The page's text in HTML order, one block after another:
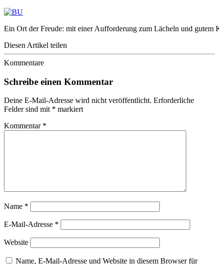
Ein Ort der Freude: mit einer Aufforderung zum Lächeln und gutem
Diesen Artikel teilen
Kommentare
Schreibe einen Kommentar
Deine E-Mail-Adresse wird nicht veröffentlicht. Erforderliche
Felder sind mit * markiert
Kommentar *
Name *
E-Mail-Adresse *
Website
Name, E-Mail-Adresse und Website in diesem Browser für